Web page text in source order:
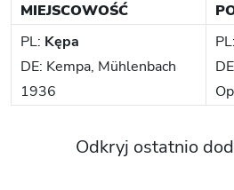
MIEJSCOWOŚĆ
PL: Kępa
DE: Kempa, Mühlenbach
1936
PL:
Odkryj ostatnio